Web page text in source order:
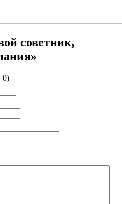
советник,
0)